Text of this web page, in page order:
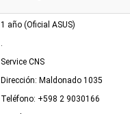
1 año (Oficial ASUS)
Service CNS
Dirección: Maldonado 1035
Teléfono: +598 2 9030166